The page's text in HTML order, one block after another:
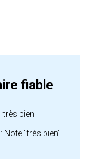
fiable
bien"
Note "très bien"